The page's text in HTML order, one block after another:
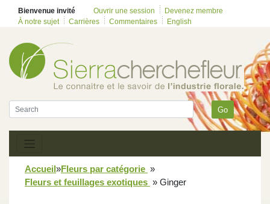
Bienvenue invité Ouvrir une session
Devenez membre
À notre sujet
Carrières Commentaires English
Go
Accueil»Fleurs par catégorie »
Fleurs et feuillages exotiques » Ginger